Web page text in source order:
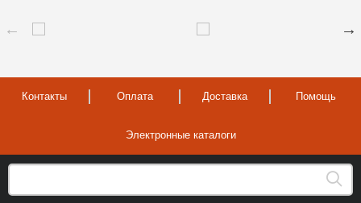
Контакты Оплата Доставка Помощь
Электронные каталоги